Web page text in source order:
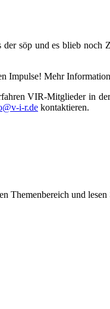
söp und es blieb
Impulse! Mehr
VIR-Mitglieder in
i-r.de kontaktieren.
Themenbereich und